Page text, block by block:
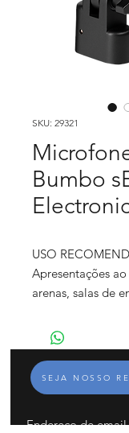
SKU: 29321
Bumbo
USO
Apresentações
arenas, salas de
de baixo
DESTAQUES
Do clássico ao
De big band a
SEJA NOSSO